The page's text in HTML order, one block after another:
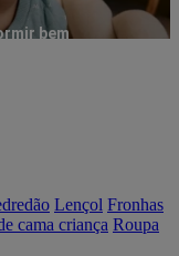
bem
Lençol Fronhas
cama criança Roupa